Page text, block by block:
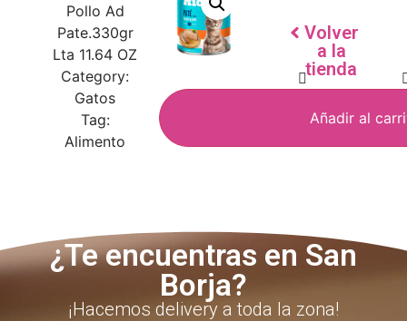
Pollo Ad
Pate.330gr
Lta 11.64 OZ
Category:
Gatos
Tag:
Alimento
Añadir al
Volver
a la
tienda
¿Te encuentras en San
Borja?
¡Hacemos delivery a toda la zona!